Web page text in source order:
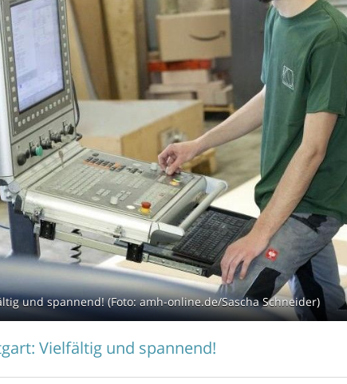
und spannend! (Foto: amh-online.de/Sascha Schneider)
Vielfältig und spannend!